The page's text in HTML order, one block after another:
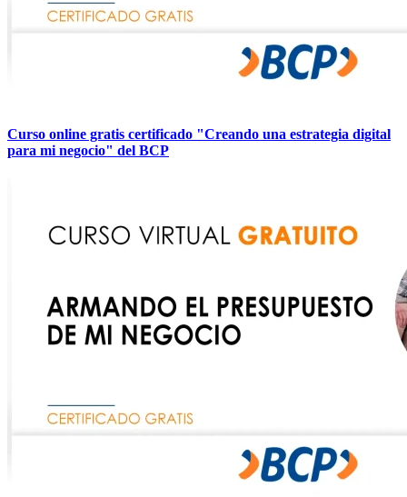
Curso online gratis certificado "Creando una estrategia digital
para mi negocio" del BCP